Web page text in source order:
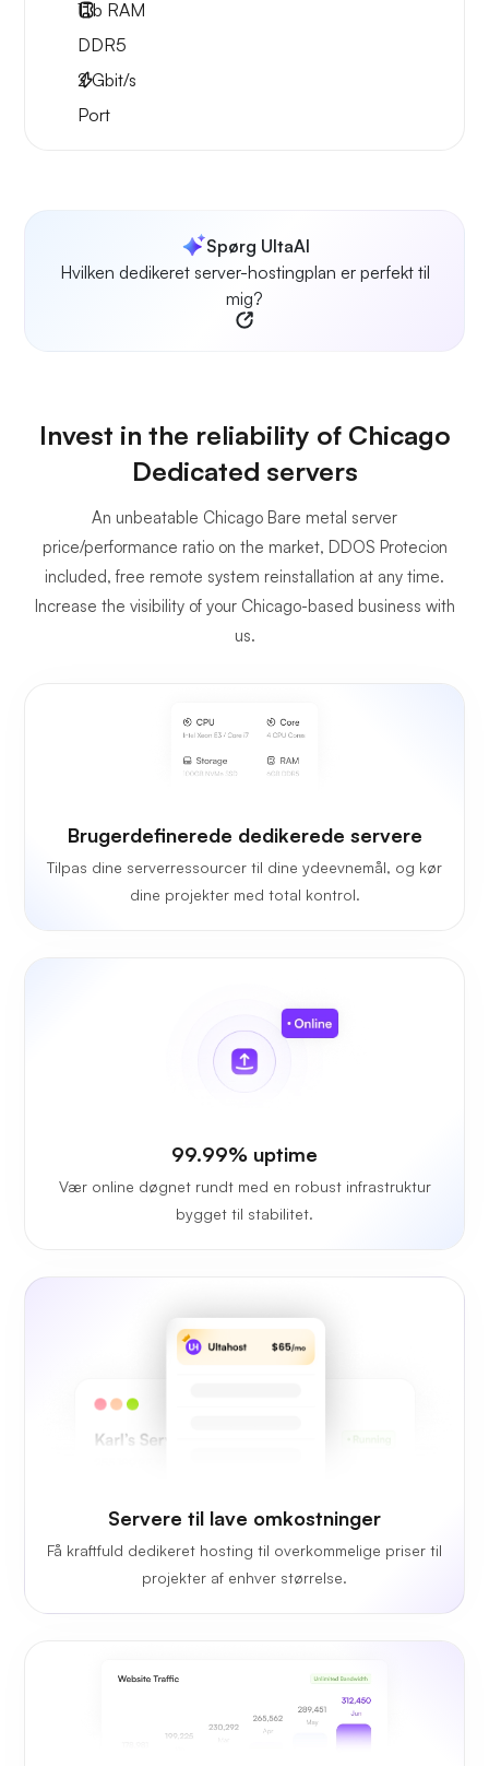
1Tb RAM
DDR5
2Gbit/s
Port
Spørg UltaAI
Hvilken dedikeret server-hostingplan er perfekt til
mig?
Invest in the reliability of Chicago
Dedicated servers
An unbeatable Chicago Bare metal server
price/performance ratio on the market, DDOS Protecion
included, free remote system reinstallation at any time.
Increase the visibility of your Chicago-based business with
us.
Brugerdefinerede dedikerede servere
Tilpas dine serverressourcer til dine ydeevnemål, og kør
dine projekter med total kontrol.
99.99% uptime
Vær online døgnet rundt med en robust infrastruktur
bygget til stabilitet.
Servere til lave omkostninger
Få kraftfuld dedikeret hosting til overkommelige priser til
projekter af enhver størrelse.